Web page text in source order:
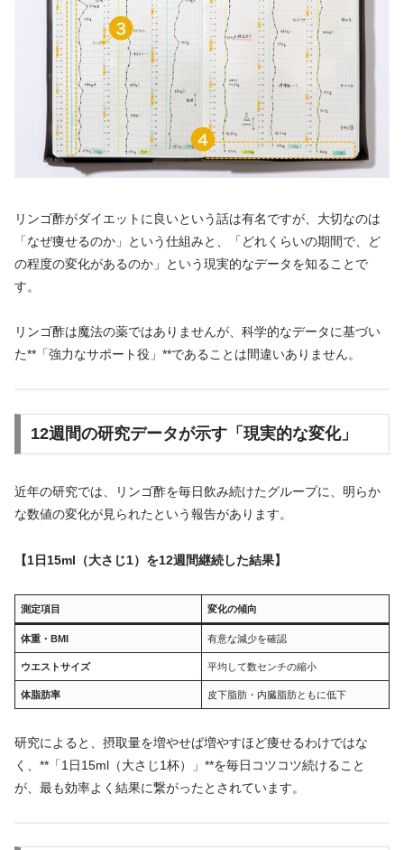
リンゴ酢がダイエットに良いという話は有名ですが、大切なのは
「なぜ痩せるのか」という仕組みと、「どれくらいの期間で、ど
の程度の変化があるのか」という現実的なデータを知ることで
す。
リンゴ酢は魔法の薬ではありませんが、科学的なデータに基づい
た**「強力なサポート役」**であることは間違いありません。
12週間の研究データが示す「現実的な変化」
近年の研究では、リンゴ酢を毎日飲み続けたグループに、明らか
な数値の変化が見られたという報告があります。
【1日15ml（大さじ1）を12週間継続した結果】
測定項目 変化の傾向
体重・BMI 有意な減少を確認
ウエストサイズ 平均して数センチの縮小
体脂肪率 皮下脂肪・内臓脂肪ともに低下
研究によると、摂取量を増やせば増やすほど痩せるわけではな
く、**「1日15ml（大さじ1杯）」**を毎日コツコツ続けること
が、最も効率よく結果に繋がったとされています。